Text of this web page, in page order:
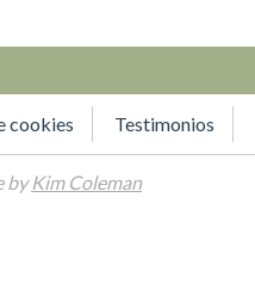
cookies Testimonios
byKim Coleman